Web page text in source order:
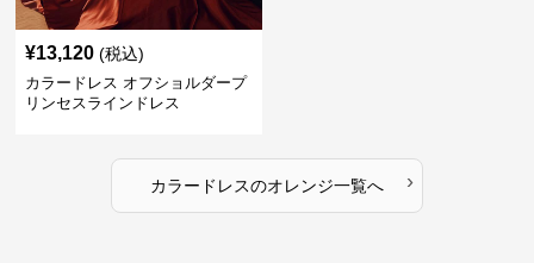
¥13,120 (税込)
カラードレス オフショルダープ
リンセスラインドレス
カラードレスのオレンジ一覧へ ›